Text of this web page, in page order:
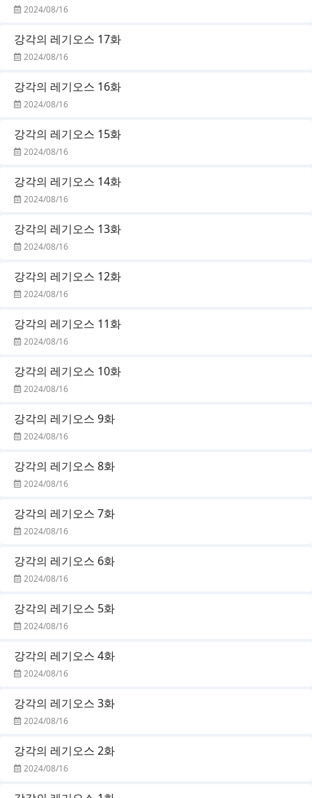
2024/08/16
강각의 레기오스 17화
2024/08/16
강각의 레기오스 16화
2024/08/16
강각의 레기오스 15화
2024/08/16
강각의 레기오스 14화
2024/08/16
강각의 레기오스 13화
2024/08/16
강각의 레기오스 12화
2024/08/16
강각의 레기오스 11화
2024/08/16
강각의 레기오스 10화
2024/08/16
강각의 레기오스 9화
2024/08/16
강각의 레기오스 8화
2024/08/16
강각의 레기오스 7화
2024/08/16
강각의 레기오스 6화
2024/08/16
강각의 레기오스 5화
2024/08/16
강각의 레기오스 4화
2024/08/16
강각의 레기오스 3화
2024/08/16
강각의 레기오스 2화
2024/08/16